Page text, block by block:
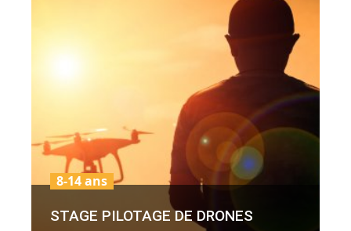
STAGE PILOTAGE DE DRONES
8-14 ans